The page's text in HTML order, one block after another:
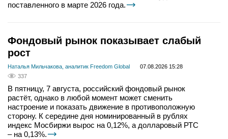
поставленного в марте 2026 года.
Фондовый рынок показывает слабый
рост
Наталья Мильчакова, аналитик Freedom Global
07.08.2026 15:28
337
В пятницу, 7 августа, российский фондовый рынок
растёт, однако в любой момент может сменить
настроение и показать движение в противоположную
сторону. К середине дня номинированный в рублях
индекс Мосбиржи вырос на 0,12%, а долларовый РТС
– на 0,13%.